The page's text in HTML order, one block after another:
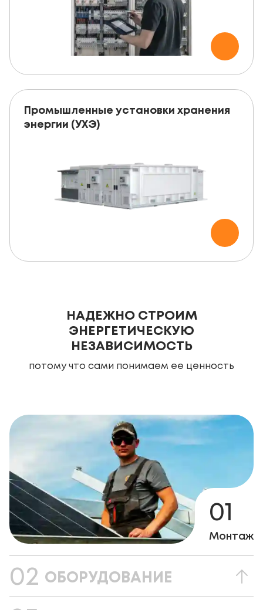
Промышленные установки хранения
энергии (УХЭ)
НАДЕЖНО СТРОИМ
ЭНЕРГЕТИЧЕСКУЮ
НЕЗАВИСИМОСТЬ
потому что сами понимаем ее ценность
01
Монтаж
02 ОБОРУДОВАНИЕ